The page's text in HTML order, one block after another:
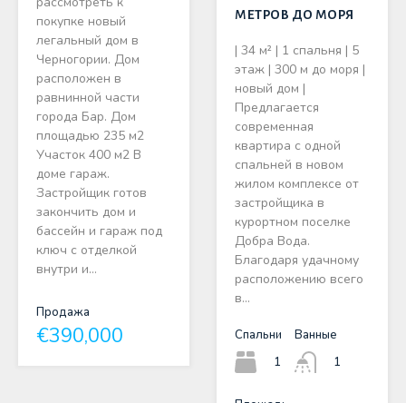
покупке новый
легальный дом в
Черногории. Дом
расположен в
равнинной части
города Бар. Дом
площадью 235 м2
Участок 400 м2 В
доме гараж.
Застройщик готов
закончить дом и
бассейн и гараж под
ключ с отделкой
внутри и…
Продажа
€390,000
метров до моря
| 34 м² | 1 спальня | 5
этаж | 300 м до моря |
новый дом |
Предлагается
современная
квартира с одной
спальней в новом
жилом комплексе от
застройщика в
курортном поселке
Добра Вода.
Благодаря удачному
расположению всего
в…
Спальни
1
Ванные
1